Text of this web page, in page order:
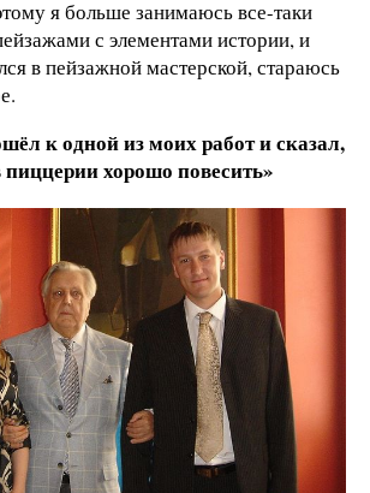
я больше занимаюсь все-таки
с элементами истории, и
в пейзажной мастерской, стараюсь
к одной из моих работ и сказал,
пиццерии хорошо повесить»